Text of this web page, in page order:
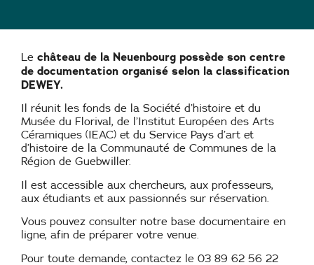
Le château de la Neuenbourg possède son centre
de documentation organisé selon la classification
DEWEY.
Il réunit les fonds de la Société d’histoire et du
Musée du Florival, de l’Institut Européen des Arts
Céramiques (IEAC) et du Service Pays d’art et
d’histoire de la Communauté de Communes de la
Région de Guebwiller.
Il est accessible aux chercheurs, aux professeurs,
aux étudiants et aux passionnés sur réservation.
Vous pouvez consulter notre base documentaire en
ligne, afin de préparer votre venue.
Pour toute demande, contactez le 03 89 62 56 22